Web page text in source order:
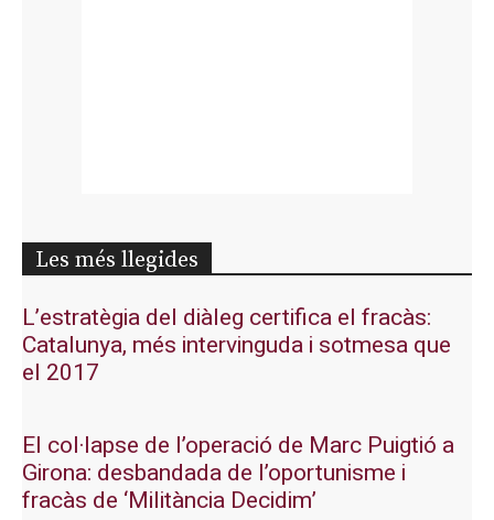
Les més llegides
L’estratègia del diàleg certifica el fracàs:
Catalunya, més intervinguda i sotmesa que
el 2017
El col·lapse de l’operació de Marc Puigtió a
Girona: desbandada de l’oportunisme i
fracàs de ‘Militància Decidim’